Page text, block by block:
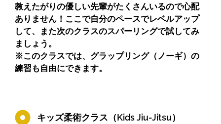
教えたがりの優しい先輩がたくさんいるので心配
ありません！ここで自分のペースでレベルアップ
して、また次のクラスのスパーリングで試してみ
ましょう。
※このクラスでは、グラップリング（ノーギ）の
練習も自由にできます。
キッズ柔術クラス（Kids Jiu-Jitsu）